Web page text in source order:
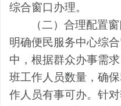
综合窗口办理。
（二）合理配置
明确便民服务中心综
中，根据群众办事需
班工作人员数量，确
作人员有事可办。针